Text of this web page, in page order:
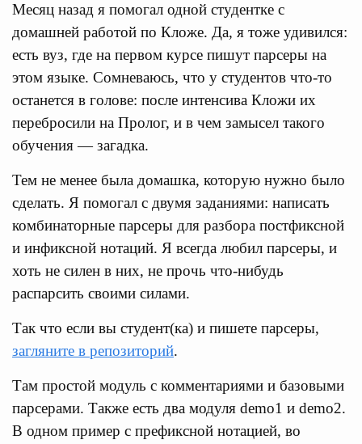
Месяц назад я помогал одной студентке с
домашней работой по Кложе. Да, я тоже удивился:
есть вуз, где на первом курсе пишут парсеры на
этом языке. Сомневаюсь, что у студентов что-то
останется в голове: после интенсива Кложи их
перебросили на Пролог, и в чем замысел такого
обучения — загадка.
Тем не менее была домашка, которую нужно было
сделать. Я помогал с двумя заданиями: написать
комбинаторные парсеры для разбора постфиксной
и инфиксной нотаций. Я всегда любил парсеры, и
хоть не силен в них, не прочь что-нибудь
распарсить своими силами.
Так что если вы студент(ка) и пишете парсеры,
загляните в репозиторий.
Там простой модуль с комментариями и базовыми
парсерами. Также есть два модуля demo1 и demo2.
В одном пример с префиксной нотацией, во